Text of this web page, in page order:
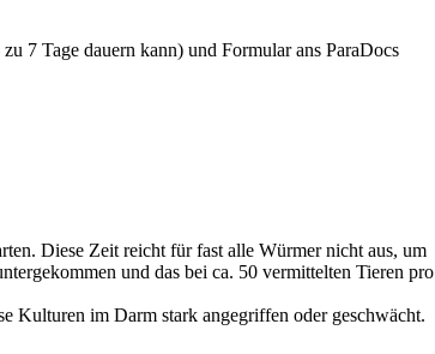
7 Tage dauern kann) und Formular ans ParaDocs
Diese Zeit reicht für fast alle Würmer nicht aus, um
und das bei ca. 50 vermittelten Tieren pro
Kulturen im Darm stark angegriffen oder geschwächt.